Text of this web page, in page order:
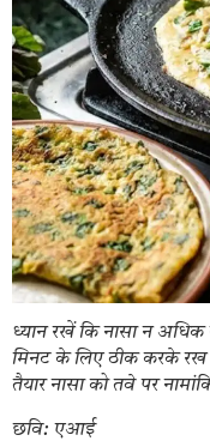
ध्यान रखें कि नासा न
मिनट के लिए ठीक करके
तैयार नासा को तवे पर
छवि: एआई